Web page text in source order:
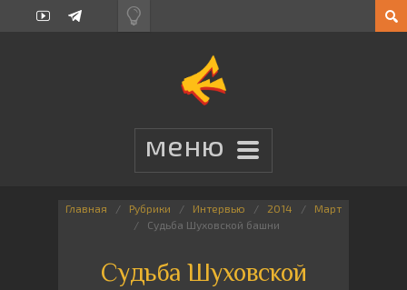
Главная Рубрики Интервью 2014
Март
Судьба Шуховской башни
Судьба Шуховской